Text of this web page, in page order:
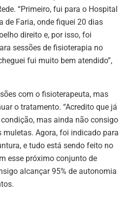
“Primeiro, fui para o Hospital
de Faria, onde fiquei 20 dias
direito e, por isso, foi
sessões de fisioterapia no
fui muito bem atendido”,
com o fisioterapeuta, mas
o tratamento. “Acredito que já
mas ainda não consigo
Agora, foi indicado para
e tudo está sendo feito no
esse próximo conjunto de
alcançar 95% de autonomia